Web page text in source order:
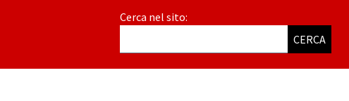
Cerca nel sito:
CERCA